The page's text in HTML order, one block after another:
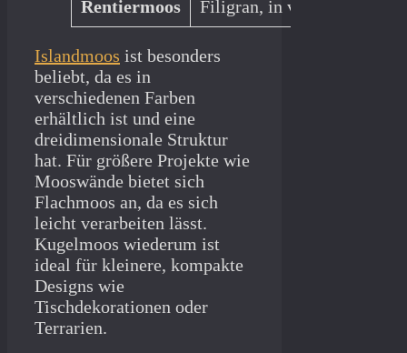
Rentiermoos Filigran, in verschiedenen
Islandmoos ist besonders
beliebt, da es in
verschiedenen Farben
erhältlich ist und eine
dreidimensionale Struktur
hat. Für größere Projekte wie
Mooswände bietet sich
Flachmoos an, da es sich
leicht verarbeiten lässt.
Kugelmoos wiederum ist
ideal für kleinere, kompakte
Designs wie
Tischdekorationen oder
Terrarien.